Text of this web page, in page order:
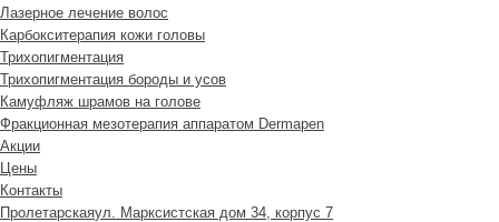
Лазерное лечение волос
Карбокситерапия кожи головы
Трихопигментация
Трихопигментация бороды и усов
Камуфляж шрамов на голове
Фракционная мезотерапия аппаратом Dermapen
Акции
Цены
Контакты
Пролетарскаяул. Марксистская дом 34, корпус 7